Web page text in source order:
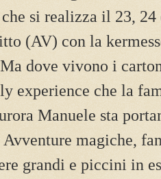
si realizza il 23, 24
(AV) con la
dove vivono i
experience che la
Manuele sta
magiche,
grandi e piccini in